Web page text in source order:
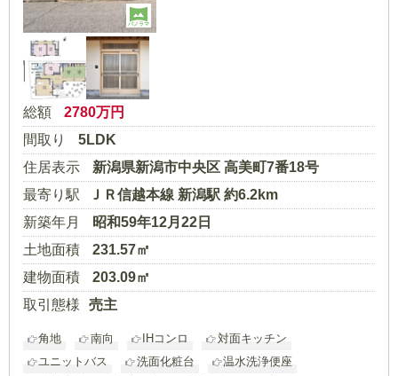
パノラマ
総額 2780万円
間取り
5LDK
住居表示
新潟県新潟市中央区 高美町7番18号
最寄り駅
ＪＲ信越本線 新潟駅 約6.2km
新築年月
昭和59年12月22日
土地面積
231.57㎡
建物面積
203.09㎡
取引態様
売主
角地 南向 IHコンロ
対面キッチン
ユニットバス
洗面化粧台
温水洗浄便座